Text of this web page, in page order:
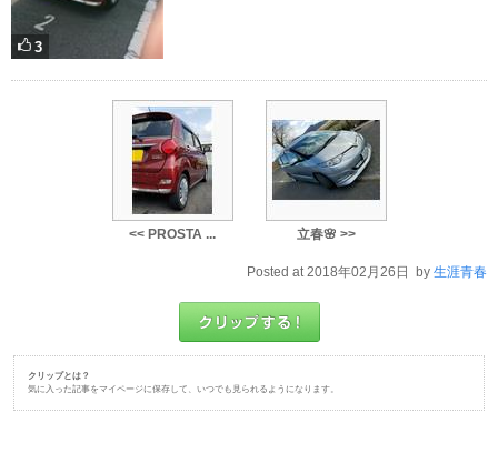
3
<< PROSTA ... 立春🌸 >>
Posted at 2018年02月26日 by 生涯青春
クリップとは？
気に入った記事をマイページに保存して、いつでも見られるようになります。